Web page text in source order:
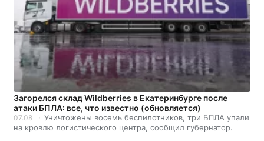
Загорелся склад Wildberries в Екатеринбурге после
атаки БПЛА: все, что известно (обновляется)
07.08
Уничтожены восемь беспилотников, три БПЛА упали
на кровлю логистического центра, сообщил губернатор.